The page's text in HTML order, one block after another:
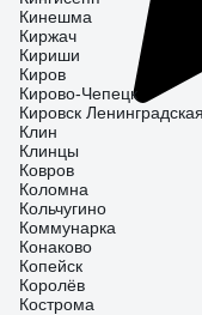
Кинешма
Киржач
Кириши
Киров
Кирово-Чепецк
Кировск
Клин
Клинцы
Ковров
Коломна
Кольчугино
Коммунарка
Конаково
Копейск
Королёв
Кострома